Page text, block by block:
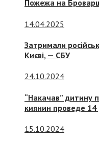
Пожежа на
14.04.2025
Затримали
Києві, — СБУ
24.10.2024
“Накачав” дитину
киянин проведе 14
15.10.2024